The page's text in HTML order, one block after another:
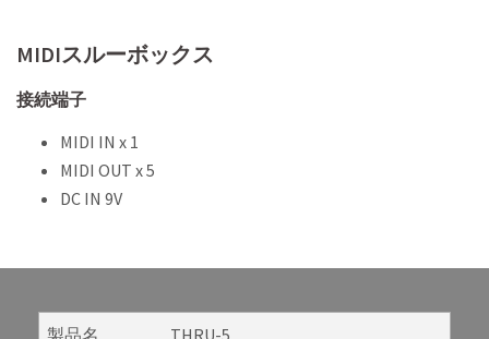
MIDIスルーボックス
接続端子
MIDI IN x 1
MIDI OUT x 5
DC IN 9V
製品名
THRU-5